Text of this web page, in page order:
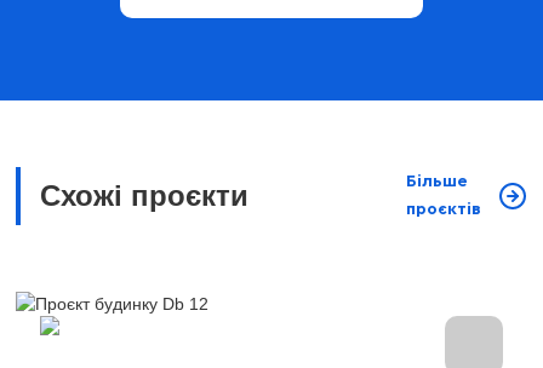
Схожі проєкти
Більше
проєктів